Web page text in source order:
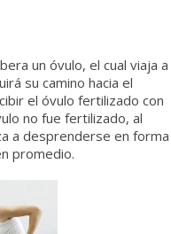
un óvulo, el cual viaja a
su camino hacia el
el óvulo fertilizado con
no fue fertilizado, al
a desprenderse en forma
promedio.